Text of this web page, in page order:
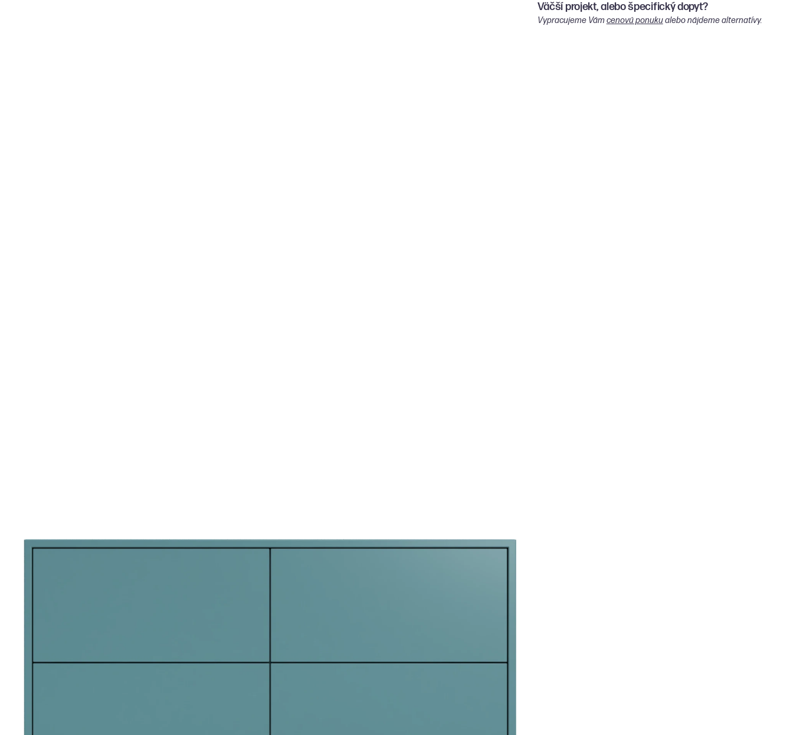
Väčší projekt, alebo špecifický dopyt?
Vypracujeme Vámcenovú ponukualebo nájdeme alternatívy.